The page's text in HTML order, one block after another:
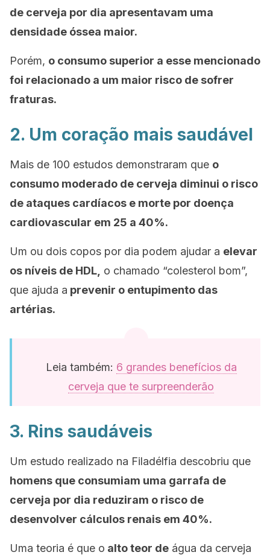
de cerveja por dia apresentavam uma
densidade óssea maior.
Porém, o consumo superior a esse mencionado
foi relacionado a um maior risco de sofrer
fraturas.
2. Um coração mais saudável
Mais de 100 estudos demonstraram que o
consumo moderado de cerveja diminui o risco
de ataques cardíacos e morte por doença
cardiovascular em 25 a 40%.
Um ou dois copos por dia podem ajudar a elevar
os níveis de HDL, o chamado “colesterol bom”,
que ajuda a prevenir o entupimento das
artérias.
Leia também: 6 grandes benefícios da
cerveja que te surpreenderão
3. Rins saudáveis
Um estudo realizado na Filadélfia descobriu que
homens que consumiam uma garrafa de
cerveja por dia reduziram o risco de
desenvolver cálculos renais em 40%.
Uma teoria é que o alto teor de água da cerveja